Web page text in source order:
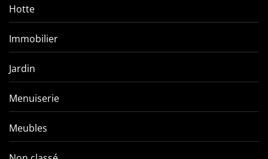
Hotte
Immobilier
Jardin
Menuiserie
Meubles